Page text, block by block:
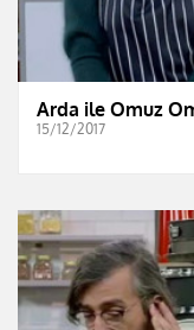
Arda ile Omuz
15/12/2017